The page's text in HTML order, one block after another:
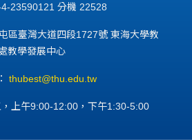
23590121 分機 22528
區臺灣大道四段1727號 東海大學教
教學發展中心
thubest@thu.edu.tw
上午9:00-12:00，下午1:30-5:00